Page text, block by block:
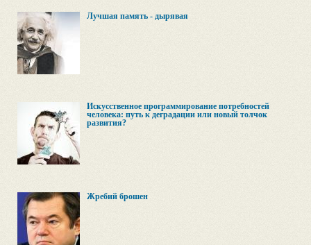
Лучшая память - дырявая
Искусственное программирование потребностей
человека: путь к деградации или новый толчок
развития?
Жребий брошен